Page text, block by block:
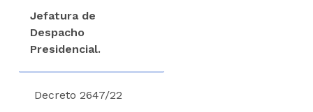
Jefatura de
Despacho
Presidencial.
Decreto 2647/22